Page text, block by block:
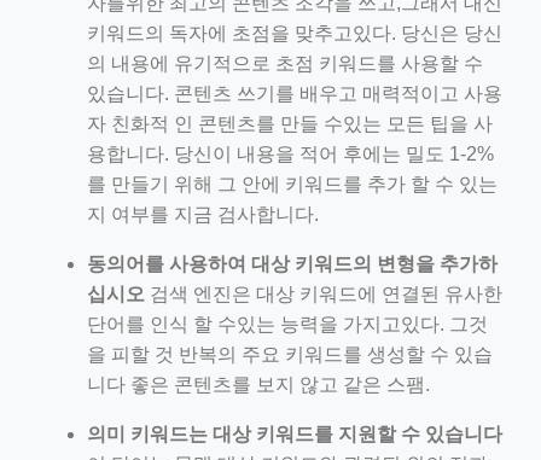
키워드의 독자에 초점을 맞추고있다. 당신은 당신
의 내용에 유기적으로 초점 키워드를 사용할 수
있습니다. 콘텐츠 쓰기를 배우고 매력적이고 사용
자 친화적 인 콘텐츠를 만들 수있는 모든 팁을 사
용합니다. 당신이 내용을 적어 후에는 밀도 1-2%
를 만들기 위해 그 안에 키워드를 추가 할 수 있는
지 여부를 지금 검사합니다.
동의어를 사용하여 대상 키워드의 변형을 추가하
십시오 검색 엔진은 대상 키워드에 연결된 유사한
단어를 인식 할 수있는 능력을 가지고있다. 그것
을 피할 것 반복의 주요 키워드를 생성할 수 있습
니다 좋은 콘텐츠를 보지 않고 같은 스팸.
의미 키워드는 대상 키워드를 지원할 수 있습니다